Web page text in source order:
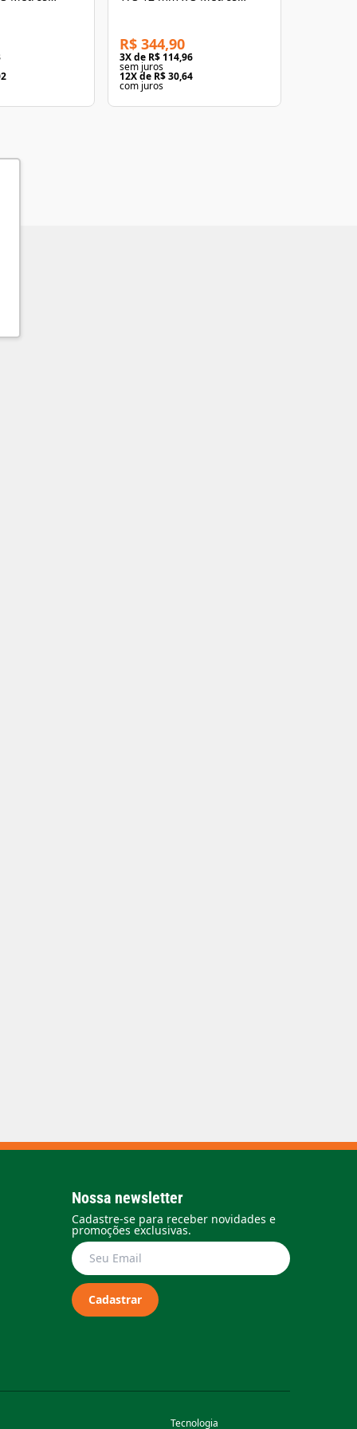
R$ 344,90
3X de R$ 114,96
sem juros
12X de R$ 30,64
com juros
Nossa newsletter
Cadastre-se para receber novidades e
promoções exclusivas.
Cadastrar
Tecnologia